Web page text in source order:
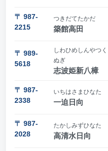
〒 987-
2215
つきだてたかだ
築館高田
〒 989-
5618
しわひめしんやつく
ぬぎ
志波姫新八樟
〒 987-
2338
いちはさまひなた
一迫日向
〒 987-
2028
たかしみずひなた
高清水日向